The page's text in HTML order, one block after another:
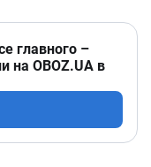
главного –
на OBOZ.UA в